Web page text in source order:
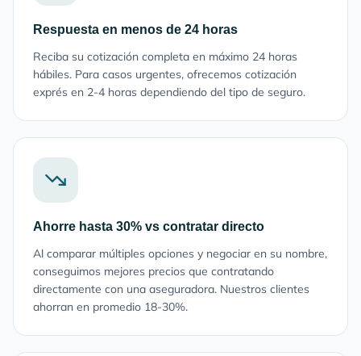
Respuesta en menos de 24 horas
Reciba su cotización completa en máximo 24 horas
hábiles. Para casos urgentes, ofrecemos cotización
exprés en 2-4 horas dependiendo del tipo de seguro.
Ahorre hasta 30% vs contratar directo
Al comparar múltiples opciones y negociar en su nombre,
conseguimos mejores precios que contratando
directamente con una aseguradora. Nuestros clientes
ahorran en promedio 18-30%.